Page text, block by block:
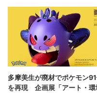
多摩美生が廃材でポケモン
を再現 企画展「アート・環